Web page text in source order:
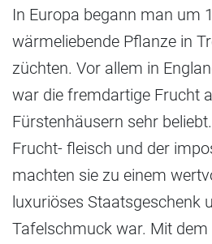
In Europa begann man um
wärmeliebende Pflanze in
züchten. Vor allem in
war die fremdartige Frucht
Fürstenhäusern sehr
Frucht- fleisch und der
machten sie zu einem
luxuriöses Staatsgeschenk
Tafelschmuck war. Mit dem